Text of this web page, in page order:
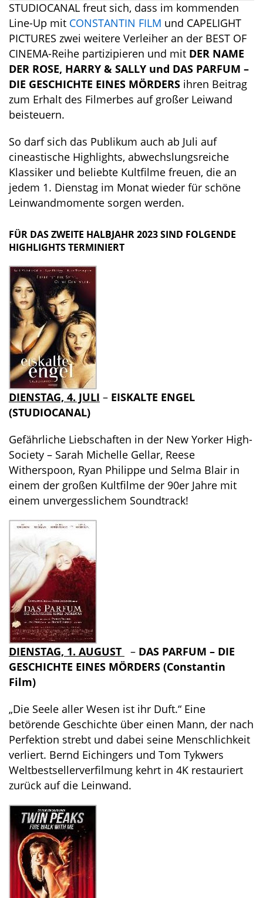
STUDIOCANAL freut sich, dass im kommenden
Line-Up mit CONSTANTIN FILM und CAPELIGHT
PICTURES zwei weitere Verleiher an der BEST OF
CINEMA-Reihe partizipieren und mit DER NAME
DER ROSE, HARRY & SALLY und DAS PARFUM –
DIE GESCHICHTE EINES MÖRDERS ihren Beitrag
zum Erhalt des Filmerbes auf großer Leiwand
beisteuern.
So darf sich das Publikum auch ab Juli auf
cineastische Highlights, abwechslungsreiche
Klassiker und beliebte Kultfilme freuen, die an
jedem 1. Dienstag im Monat wieder für schöne
Leinwandmomente sorgen werden.
FÜR DAS ZWEITE HALBJAHR 2023 SIND FOLGENDE
HIGHLIGHTS TERMINIERT
DIENSTAG, 4. JULI – EISKALTE ENGEL
(STUDIOCANAL)
Gefährliche Liebschaften in der New Yorker High-
Society – Sarah Michelle Gellar, Reese
Witherspoon, Ryan Philippe und Selma Blair in
einem der großen Kultfilme der 90er Jahre mit
einem unvergesslichem Soundtrack!
DIENSTAG, 1. AUGUST – DAS PARFUM – DIE
GESCHICHTE EINES MÖRDERS (Constantin
Film)
„Die Seele aller Wesen ist ihr Duft.“ Eine
betörende Geschichte über einen Mann, der nach
Perfektion strebt und dabei seine Menschlichkeit
verliert. Bernd Eichingers und Tom Tykwers
Weltbestsellerverfilmung kehrt in 4K restauriert
zurück auf die Leinwand.